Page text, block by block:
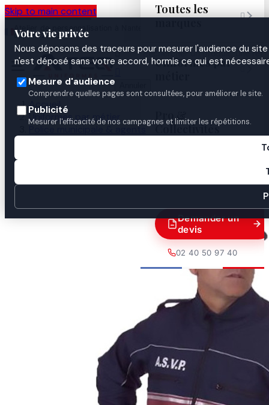
Skip to main content
Votre vie privée
Nous déposons des traceurs pour mesurer l'audience du
n'est déposé sans votre accord, hormis ce qui est
Mesure d'audience
Comprendre quelles pages sont consultées, pour améliorer le site.
Publicité
Mesurer l'efficacité de nos campagnes et limiter les répétitions.
Atelier de personnalisation à Nantes
depuis 2003

Toutes les
marques

Uniformes par
Pro &
Collectivités
Demander un
devis
02 40 50 97 40
Accueil
Uniformes par métier
Police municipale & agents